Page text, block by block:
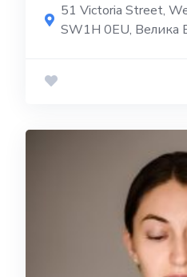
51 Victoria Street,
SW1H 0EU, Велика